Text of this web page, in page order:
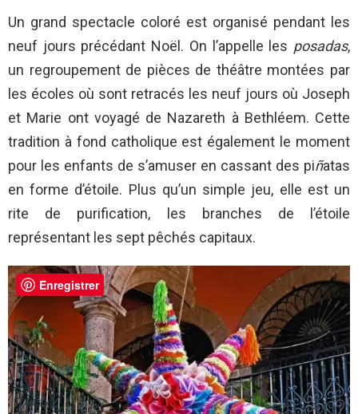
Un grand spectacle coloré est organisé pendant les
neuf jours précédant Noël. On l’appelle les posadas,
un regroupement de pièces de théâtre montées par
les écoles où sont retracés les neuf jours où Joseph
et Marie ont voyagé de Nazareth à Bethléem. Cette
tradition à fond catholique est également le moment
pour les enfants de s’amuser en cassant des piñatas
en forme d’étoile. Plus qu’un simple jeu, elle est un
rite de purification, les branches de l’étoile
représentant les sept pêchés capitaux.
Enregistrer